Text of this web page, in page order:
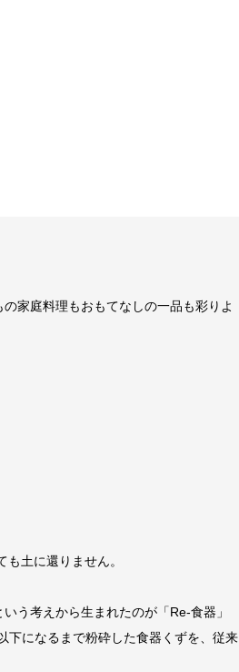
家庭料理もおもてなしの一品も彩りよ
土に還りません。
う考えから生まれたのが「Re-食器」
下になるまで粉砕した食器くずを、従来